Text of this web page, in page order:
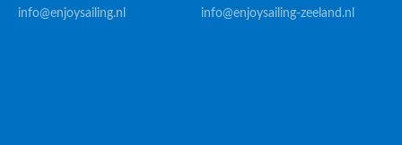
info@enjoysailing.nl
info@enjoysailing-zeeland.nl